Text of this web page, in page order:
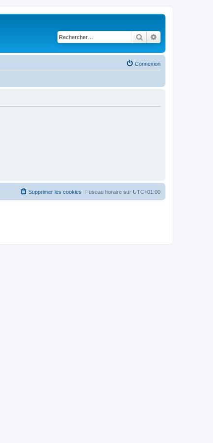
Rechercher
Connexion
Fuseau horaire sur UTC+01:00
Supprimer les cookies